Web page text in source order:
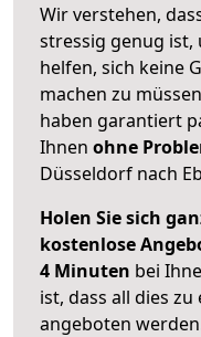
Wir verstehen,
stressig genug ist,
helfen, sich keine
machen zu
haben garantiert
Ihnen ohne
Düsseldorf nach
Holen Sie sich
kostenlose
4 Minuten bei
ist, dass all dies
angeboten